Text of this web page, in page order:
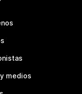
medios